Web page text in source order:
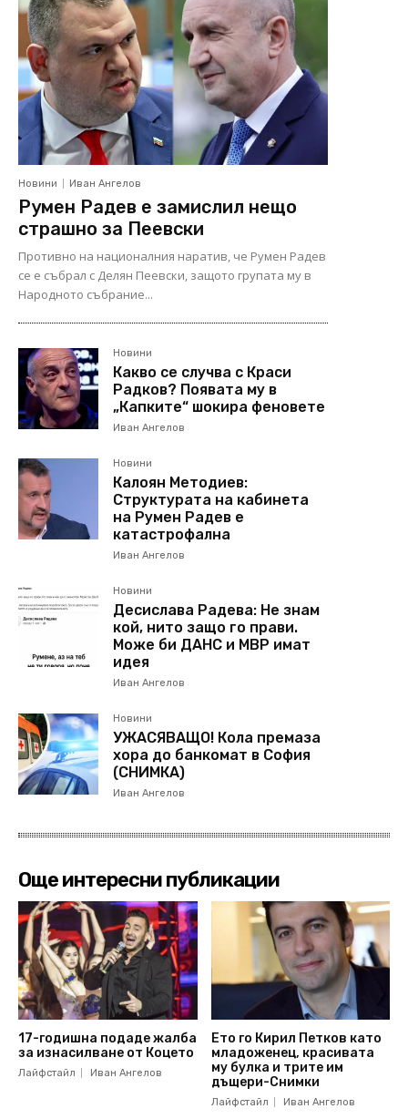
Новини Иван Ангелов
Румен Радев е замислил нещо
страшно за Пеевски
Противно на националния наратив, че Румен Радев
се е събрал с Делян Пеевски, защото групата му в
Народното събрание...
Новини
Какво се случва с Краси
Радков? Появата му в
„Капките“ шокира феновете
Иван Ангелов
Новини
Калоян Методиев:
Структурата на кабинета
на Румен Радев е
катастрофална
Иван Ангелов
Новини
Десислава Радева: Не знам
кой, нито защо го прави.
Може би ДАНС и МВР имат
идея
Иван Ангелов
Новини
УЖАСЯВАЩО! Кола премаза
хора до банкомат в София
(СНИМКА)
Иван Ангелов
Още интересни публикации
17-годишна подаде жалба
за изнасилване от Коцето
Лайфстайл Иван Ангелов
Ето го Кирил Петков като
младоженец, красивата
му булка и трите им
дъщери-Снимки
Лайфстайл Иван Ангелов